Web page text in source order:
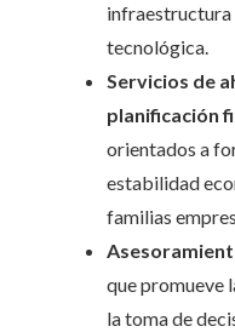
tecnológica.
Servicios de
planificación
orientados a
estabilidad
familias
que promueve
la toma de